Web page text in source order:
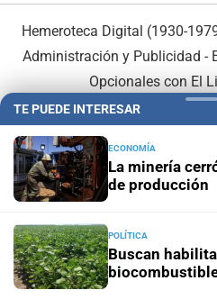
Hemeroteca Digital (1930-
Administración y Publicidad -
Opcionales con El
En
TE PUEDE INTERESAR
ECONOMÍA
La minería
de producción
POLÍTICA
Buscan